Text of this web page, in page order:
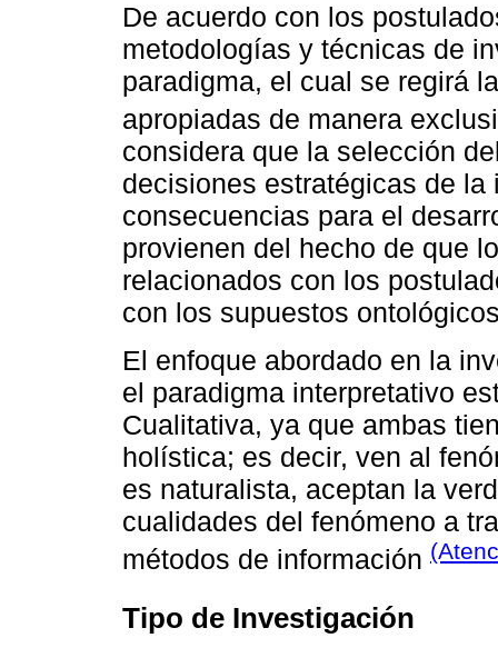
De acuerdo con los
metodologías y técnicas de
paradigma, el cual se regirá
apropiadas de manera
considera que la selección
decisiones estratégicas de
consecuencias para el
provienen del hecho de que
relacionados con los
con los supuestos
El enfoque abordado en la
el paradigma interpretativo
Cualitativa, ya que ambas
holística; es decir, ven al
es naturalista, aceptan la
cualidades del fenómeno a
métodos de información
Tipo de Investigación